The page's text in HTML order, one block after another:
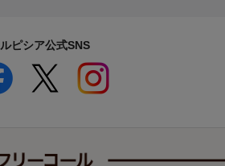
ルピシア公式SNS